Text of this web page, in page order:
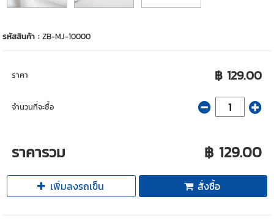
รหัสสินค้า :ZB-MJ-10000
ราคา ฿ 129.00
จำนวนที่จะซื้อ
ราคารวม ฿ 129.00
เพิ่มลงรถเข็น สั่งซื้อ